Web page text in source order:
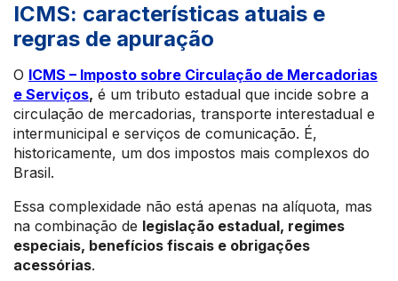
ICMS: características atuais e
regras de apuração
O ICMS – Imposto sobre Circulação de Mercadorias
e Serviços, é um tributo estadual que incide sobre a
circulação de mercadorias, transporte interestadual e
intermunicipal e serviços de comunicação. É,
historicamente, um dos impostos mais complexos do
Brasil.
Essa complexidade não está apenas na alíquota, mas
na combinação de legislação estadual, regimes
especiais, benefícios fiscais e obrigações
acessórias.